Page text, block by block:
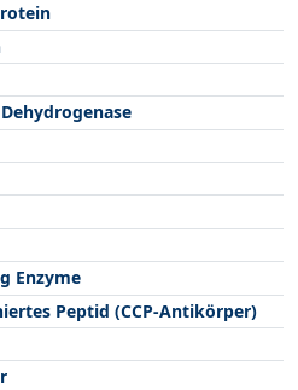
Enzyme
Peptid (CCP-Antikörper)